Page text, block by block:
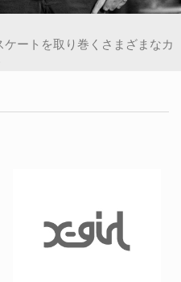
ートを取り巻くさまざまなカ